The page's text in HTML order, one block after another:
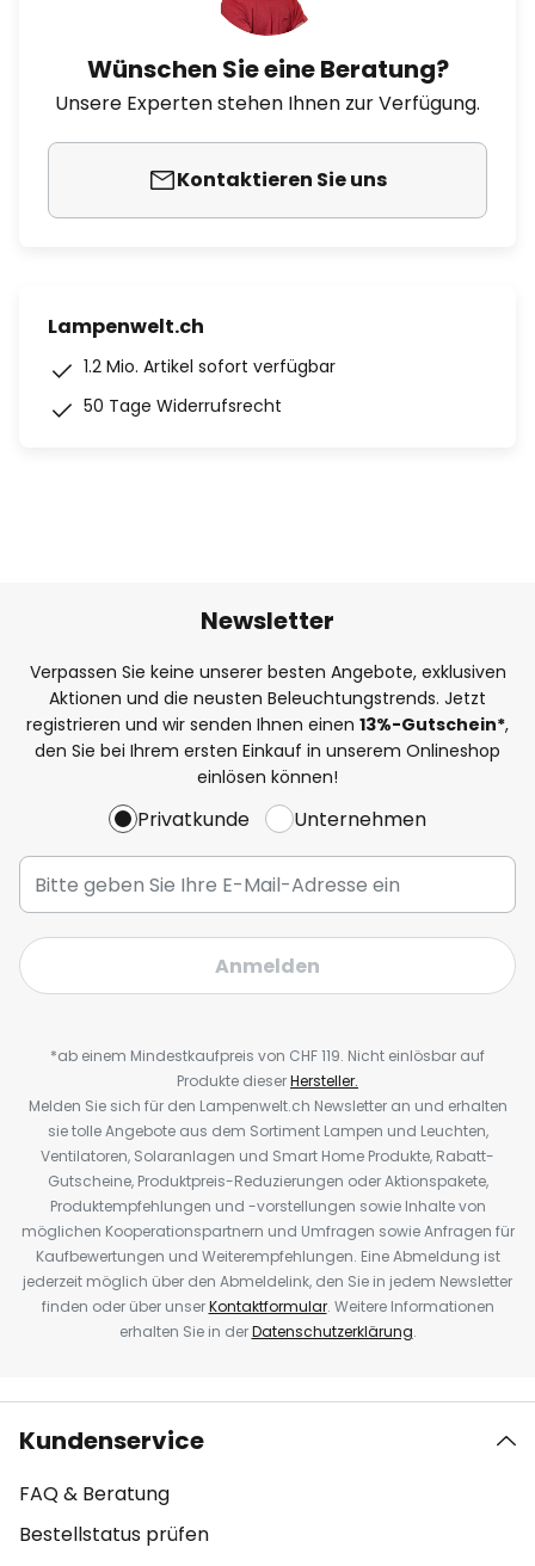
Wünschen Sie eine Beratung?
Unsere Experten stehen Ihnen zur Verfügung.
Kontaktieren Sie uns
Lampenwelt.ch
1.2 Mio. Artikel sofort verfügbar
50 Tage Widerrufsrecht
Newsletter
Verpassen Sie keine unserer besten Angebote, exklusiven
Aktionen und die neusten Beleuchtungstrends. Jetzt
registrieren und wir senden Ihnen einen 13%-Gutschein*,
den Sie bei Ihrem ersten Einkauf in unserem Onlineshop
einlösen können!
Privatkunde Unternehmen
Anmelden
*ab einem Mindestkaufpreis von CHF 119. Nicht einlösbar auf
Produkte dieserHersteller.
Melden Sie sich für den Lampenwelt.ch Newsletter an und erhalten
sie tolle Angebote aus dem Sortiment Lampen und Leuchten,
Ventilatoren, Solaranlagen und Smart Home Produkte, Rabatt-
Gutscheine, Produktpreis-Reduzierungen oder Aktionspakete,
Produktempfehlungen und -vorstellungen sowie Inhalte von
möglichen Kooperationspartnern und Umfragen sowie Anfragen für
Kaufbewertungen und Weiterempfehlungen. Eine Abmeldung ist
jederzeit möglich über den Abmeldelink, den Sie in jedem Newsletter
finden oder über unserKontaktformular. Weitere Informationen
erhalten Sie in derDatenschutzerklärung.
Kundenservice
FAQ & Beratung
Bestellstatus prüfen